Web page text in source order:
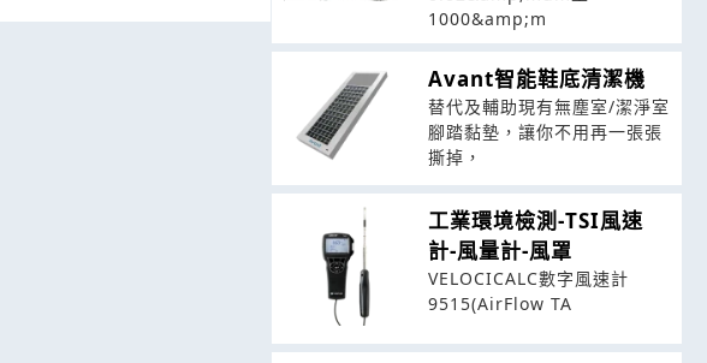
1000&amp;m
Avant智能鞋底清潔機
替代及輔助現有無塵室/潔淨室
腳踏黏墊，讓你不用再一張張
撕掉，
工業環境檢測-TSI風速
計-風量計-風罩
VELOCICALC數字風速計
9515(AirFlow TA